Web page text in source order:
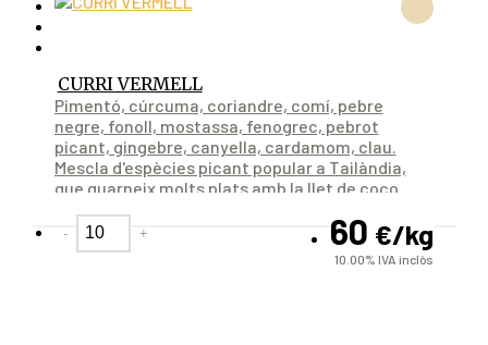
CURRI VERMELL
Pimentó, cúrcuma, coriandre, comí, pebre
negre, fonoll, mostassa, fenogrec, pebrot
picant, gingebre, canyella, cardamom, clau.
Mescla d'espècies picant popular a Tailàndia,
que guarneix molts plats amb la llet de coco.
60 €/kg
10.00%IVA inclòs
- +